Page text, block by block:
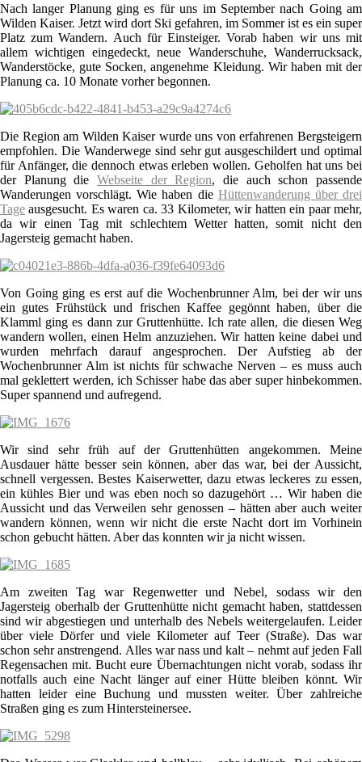
Nach langer Planung ging es für uns im September nach Going am
Wilden Kaiser. Jetzt wird dort Ski gefahren, im Sommer ist es ein super
Platz zum Wandern. Auch für Einsteiger. Vorab haben wir uns mit
allem wichtigen eingedeckt, neue Wanderschuhe, Wanderrucksack,
Wanderstöcke, gute Socken, angenehme Kleidung. Wir haben mit der
Planung ca. 10 Monate vorher begonnen.
Die Region am Wilden Kaiser wurde uns von erfahrenen Bergsteigern
empfohlen. Die Wanderwege sind sehr gut ausgeschildert und optimal
für Anfänger, die dennoch etwas erleben wollen. Geholfen hat uns bei
der Planung die Webseite der Region, die auch schon passende
Wanderungen vorschlägt. Wie haben die Hüttenwanderung über drei
Tage ausgesucht. Es waren ca. 33 Kilometer, wir hatten ein paar mehr,
da wir einen Tag mit schlechtem Wetter hatten, somit nicht den
Jagersteig gemacht haben.
Von Going ging es erst auf die Wochenbrunner Alm, bei der wir uns
ein gutes Frühstück und frischen Kaffee gegönnt haben, über die
Klamml ging es dann zur Gruttenhütte. Ich rate allen, die diesen Weg
wandern wollen, einen Helm anzuziehen. Wir hatten keine dabei und
wurden mehrfach darauf angesprochen. Der Aufstieg ab der
Wochenbrunner Alm ist nichts für schwache Nerven – es muss auch
mal geklettert werden, ich Schisser habe das aber super hinbekommen.
Super spannend und aufregend.
Wir sind sehr früh auf der Gruttenhütten angekommen. Meine
Ausdauer hätte besser sein können, aber das war, bei der Aussicht,
schnell vergessen. Bestes Kaiserwetter, dazu etwas leckeres zu essen,
ein kühles Bier und was eben noch so dazugehört … Wir haben die
Aussicht und das Verweilen sehr genossen – hätten aber auch weiter
wandern können, wenn wir nicht die erste Nacht dort im Vorhinein
schon gebucht hätten. Aber das konnten wir ja nicht wissen.
Am zweiten Tag war Regenwetter und Nebel, sodass wir den
Jagersteig oberhalb der Gruttenhütte nicht gemacht haben, stattdessen
sind wir abgestiegen und unterhalb des Nebels weitergelaufen. Leider
über viele Dörfer und viele Kilometer auf Teer (Straße). Das war
schon sehr anstrengend. Alles war nass und kalt – nehmt auf jeden Fall
Regensachen mit. Bucht eure Übernachtungen nicht vorab, sodass ihr
notfalls auch eine Nacht länger auf einer Hütte bleiben könnt. Wir
hatten leider eine Buchung und mussten weiter. Über zahlreiche
Straßen ging es zum Hintersteinersee.